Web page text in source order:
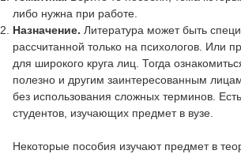
либо нужна при работе.
Назначение. Литература может быть
рассчитанной только на психологов. Или
для широкого круга лиц. Тогда
полезно и другим заинтересованным
без использования сложных терминов.
студентов, изучающих предмет в вузе.
Некоторые пособия изучают предмет в